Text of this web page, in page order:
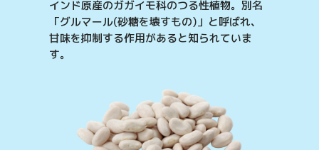
インド原産のガガイモ科のつる性植物。別名
「グルマール(砂糖を壊すもの)」と呼ばれ、
甘味を抑制する作用があると知られていま
す。